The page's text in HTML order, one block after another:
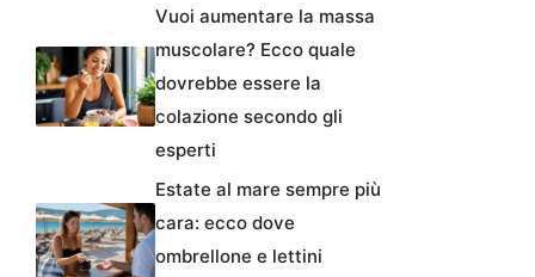
Vuoi aumentare la massa
muscolare? Ecco quale
dovrebbe essere la
colazione secondo gli
esperti
Estate al mare sempre più
cara: ecco dove
ombrellone e lettini